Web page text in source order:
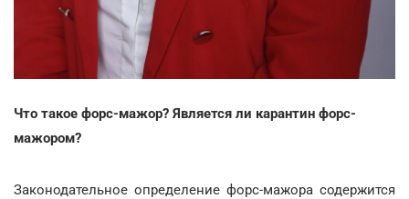
Что такое форс-мажор? Является ли карантин форс-
мажором?
Законодательное определение форс-мажора содержится